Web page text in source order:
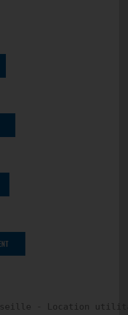
- Location